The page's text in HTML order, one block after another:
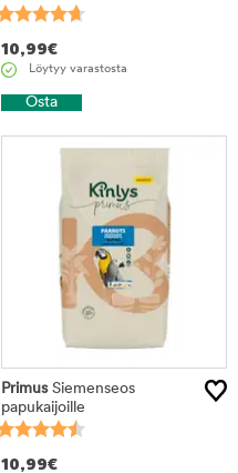
10,99€
Löytyy varastosta
Osta
PrimusSiemenseos
papukaijoille
10,99€